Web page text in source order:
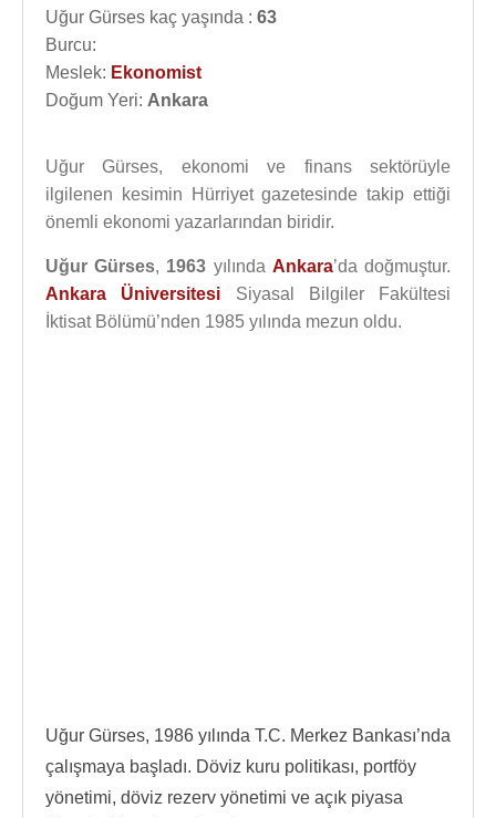
Uğur Gürses kaç yaşında : 63
Burcu:
Meslek: Ekonomist
Doğum Yeri: Ankara
Uğur Gürses, ekonomi ve finans sektörüyle
ilgilenen kesimin Hürriyet gazetesinde takip ettiği
önemli ekonomi yazarlarından biridir.
Uğur Gürses, 1963 yılında Ankara’da doğmuştur.
Ankara Üniversitesi Siyasal Bilgiler Fakültesi
İktisat Bölümü’nden 1985 yılında mezun oldu.
Uğur Gürses, 1986 yılında T.C. Merkez Bankası’nda
çalışmaya başladı. Döviz kuru politikası, portföy
yönetimi, döviz rezerv yönetimi ve açık piyasa